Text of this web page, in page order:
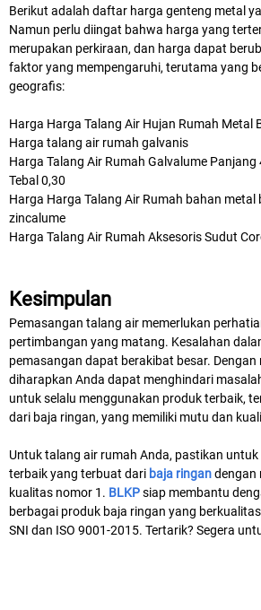
Berikut adalah daftar harga genteng metal
Namun perlu diingat bahwa harga yang
merupakan perkiraan, dan harga dapat
faktor yang mempengaruhi, terutama yang
geografis:
Harga Harga Talang Air Hujan Rumah Metal
Harga talang air rumah galvanis
Harga Talang Air Rumah Galvalume Panjang
Tebal 0,30
Harga Harga Talang Air Rumah bahan metal
zincalume
Harga Talang Air Rumah Aksesoris Sudut
Kesimpulan
Pemasangan talang air memerlukan
pertimbangan yang matang. Kesalahan
pemasangan dapat berakibat besar. Dengan
diharapkan Anda dapat menghindari
untuk selalu menggunakan produk terbaik,
dari baja ringan, yang memiliki mutu dan
Untuk talang air rumah Anda, pastikan
terbaik yang terbuat dari baja ringandengan
kualitas nomor 1. BLKPsiap membantu
berbagai produk baja ringan yang
SNI dan ISO 9001-2015. Tertarik? Segera